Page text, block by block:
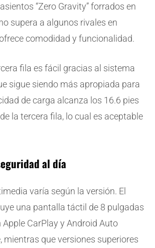
“Zero Gravity” forrados en
supera a algunos rivales en
comodidad y funcionalidad.
fila es fácil gracias al sistema
sigue siendo más apropiada para
de carga alcanza los 16.6 pies
la tercera fila, lo cual es aceptable
al día
varía según la versión. El
una pantalla táctil de 8 pulgadas
CarPlay y Android Auto
mientras que versiones superiores